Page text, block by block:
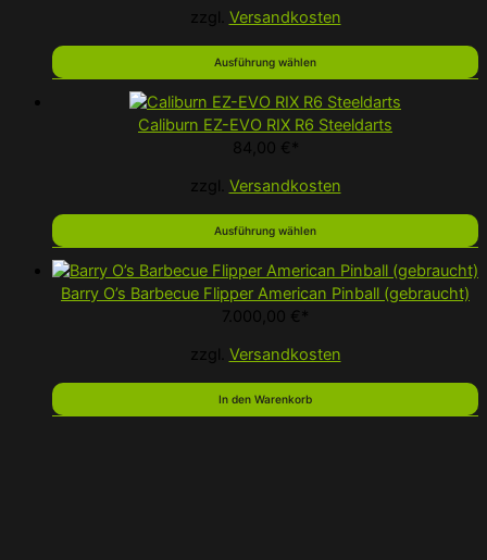
zzgl. Versandkosten
Ausführung wählen
Caliburn EZ-EVO RIX R6 Steeldarts
84,00 € *
zzgl. Versandkosten
Ausführung wählen
Barry O’s Barbecue Flipper American Pinball (gebraucht)
7.000,00 € *
zzgl. Versandkosten
In den Warenkorb